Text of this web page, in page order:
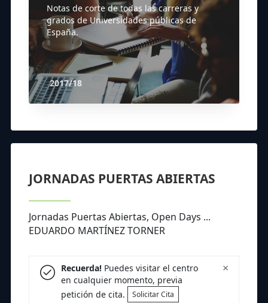
Notas de corte de todas las carreras y
grados de Universidades públicas de
España.
2017/18
JORNADAS PUERTAS ABIERTAS
Jornadas Puertas Abiertas, Open Days ...
EDUARDO MARTÍNEZ TORNER
×
Recuerda!Puedes visitar el centro
en cualquier momento, previa
petición de cita.
Solicitar Cita